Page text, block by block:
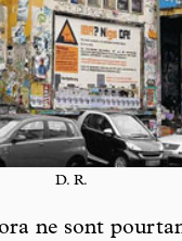
D. R.
ne sont